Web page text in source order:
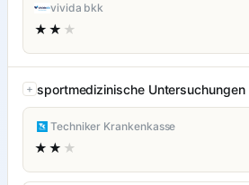
vivida bkk
★★ ★
sportmedizinische Untersuchungen
Techniker Krankenkasse
★★ ★